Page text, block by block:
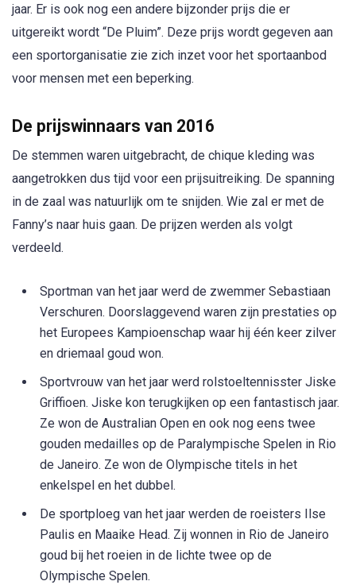
jaar. Er is ook nog een andere bijzonder prijs die er
uitgereikt wordt “De Pluim”. Deze prijs wordt gegeven aan
een sportorganisatie zie zich inzet voor het sportaanbod
voor mensen met een beperking.
De prijswinnaars van 2016
De stemmen waren uitgebracht, de chique kleding was
aangetrokken dus tijd voor een prijsuitreiking. De spanning
in de zaal was natuurlijk om te snijden. Wie zal er met de
Fanny’s naar huis gaan. De prijzen werden als volgt
verdeeld.
Sportman van het jaar werd de zwemmer Sebastiaan
Verschuren. Doorslaggevend waren zijn prestaties op
het Europees Kampioenschap waar hij één keer zilver
en driemaal goud won.
Sportvrouw van het jaar werd rolstoeltennisster Jiske
Griffioen. Jiske kon terugkijken op een fantastisch jaar.
Ze won de Australian Open en ook nog eens twee
gouden medailles op de Paralympische Spelen in Rio
de Janeiro. Ze won de Olympische titels in het
enkelspel en het dubbel.
De sportploeg van het jaar werden de roeisters Ilse
Paulis en Maaike Head. Zij wonnen in Rio de Janeiro
goud bij het roeien in de lichte twee op de
Olympische Spelen.